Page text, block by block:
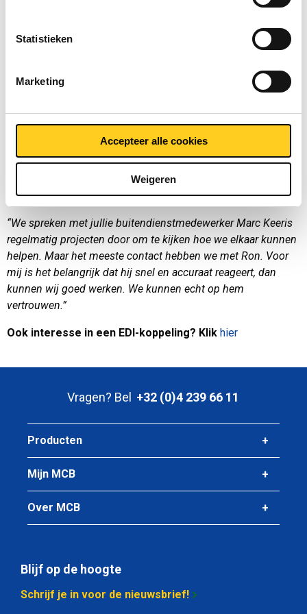
Statistieken
Marketing
Accepteer alle cookies
Weigeren
Ron Peters en dat verloopt vlekkeloos. Het contract met MCB
is opgesteld door ons hoofdkantoor, dus ik kan het met MCB
vooral over de praktische zaken hebben. Jullie hebben
bijvoorbeeld goed geholpen bij het makkelijker maken van
“We richten ons hier dus vooral op de toegevoegde waarde
van MCB, zo zijn we nu bijvoorbeeld bezig met een EDI-
koppeling. We kopen plaatmateriaal bij MCB, het langgoed bij
MCB Direct.”
“We spreken met jullie buitendienstmedewerker Marc Keeris
regelmatig projecten door om te kijken hoe we elkaar kunnen
helpen. Maar het meeste contact hebben we met Ron. Voor
mij is het belangrijk dat hij snel en accuraat reageert, dan
kunnen wij goed werken. We kunnen echt op hem
vertrouwen.”
Ook interesse in een EDI-koppeling? Klik hier
Vragen? Bel +32 (0)4 239 66 11
Producten
Mijn MCB
Over MCB
Blijf op de hoogte
Schrijf je in voor de nieuwsbrief!